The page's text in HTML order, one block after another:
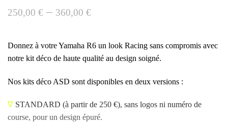
250,00 € – 360,00 €
Donnez à votre Yamaha R6 un look Racing sans compromis avec
notre kit déco de haute qualité au design soigné.
Nos kits déco ASD sont disponibles en deux versions :
∇ STANDARD (à partir de 250 €), sans logos ni numéro de
course, pour un design épuré.